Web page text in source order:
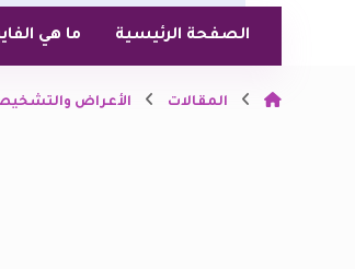
الصفحة الرئيسية ما هي
المقالات الأعراض